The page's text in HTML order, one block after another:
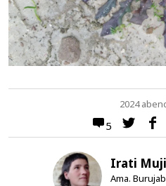
5
2024
Irati
Ama.